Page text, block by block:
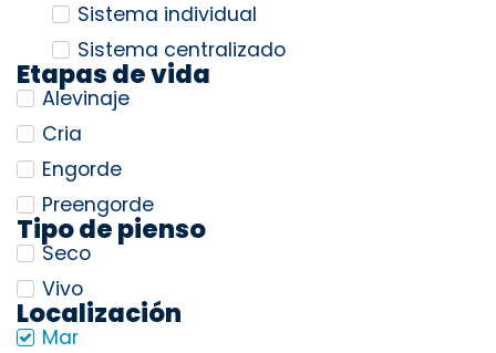
Sistema individual
Sistema centralizado
Etapas de vida
Alevinaje
Cria
Engorde
Preengorde
Tipo de pienso
Seco
Vivo
Localización
Mar